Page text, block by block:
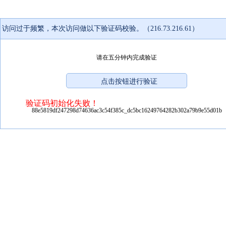
访问过于频繁，本次访问做以下验证码校验。（216.73.216.61）
请在五分钟内完成验证
验证码初始化失败！
88e5819df247298d74636ac3c54f385c_dc5bc16249764282b302a79b9e55d01b